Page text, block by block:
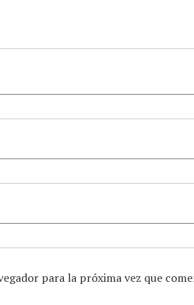
para la próxima vez que